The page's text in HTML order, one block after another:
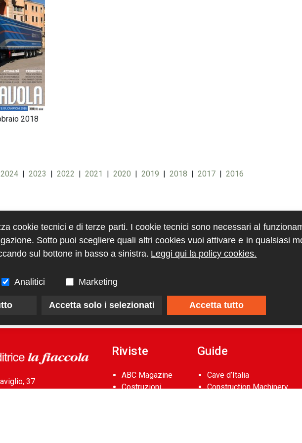
2018
2024 | 2023 | 2022 | 2021 | 2020 | 2019 | 2018 | 2017 | 2016
37
Riviste
ABC Magazine
Costruzioni
Guide
Cave d’Italia
Construction Machinery
cookie tecnici e di terze parti. I cookie tecnici sono necessari al
Sotto puoi scegliere quali altri cookies vuoi attivare e in qualsiasi
sul bottone in basso a sinistra. Leggi qui la policy cookies.
Analitici Marketing
Accetta solo i selezionati Accetta tutto